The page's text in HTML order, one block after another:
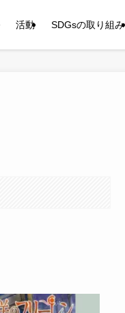
活動 SDGsの取り組み